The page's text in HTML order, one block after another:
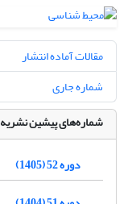
مقالات آماده انتشار
شماره جاری
شماره‌های پیشین نشریه
دوره 52 (1405)